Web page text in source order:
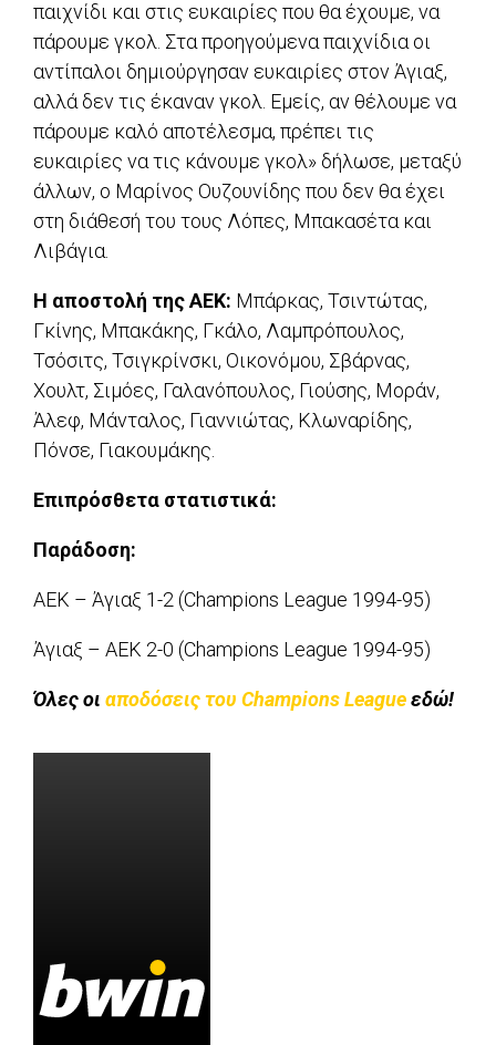
παιχνίδι και στις ευκαιρίες που θα έχουμε, να
πάρουμε γκολ. Στα προηγούμενα παιχνίδια οι
αντίπαλοι δημιούργησαν ευκαιρίες στον Άγιαξ,
αλλά δεν τις έκαναν γκολ. Εμείς, αν θέλουμε να
πάρουμε καλό αποτέλεσμα, πρέπει τις
ευκαιρίες να τις κάνουμε γκολ» δήλωσε, μεταξύ
άλλων, ο Μαρίνος Ουζουνίδης που δεν θα έχει
στη διάθεσή του τους Λόπες, Μπακασέτα και
Λιβάγια.
Η αποστολή της ΑΕΚ: Μπάρκας, Τσιντώτας,
Γκίνης, Μπακάκης, Γκάλο, Λαμπρόπουλος,
Τσόσιτς, Τσιγκρίνσκι, Οικονόμου, Σβάρνας,
Χουλτ, Σιμόες, Γαλανόπουλος, Γιούσης, Μοράν,
Άλεφ, Μάνταλος, Γιαννιώτας, Κλωναρίδης,
Πόνσε, Γιακουμάκης.
Επιπρόσθετα στατιστικά:
Παράδοση:
ΑΕΚ – Άγιαξ 1-2 (Champions League 1994-95)
Άγιαξ – ΑΕΚ 2-0 (Champions League 1994-95)
Όλες οι αποδόσεις του Champions Leagueεδώ!